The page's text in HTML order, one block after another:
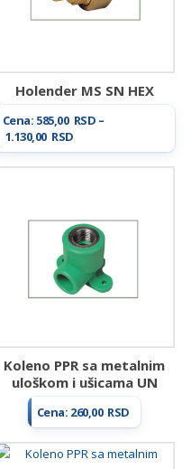
Holender MS SN HEX
Cena: 585,00 RSD –
1.130,00 RSD
Raspon
cena:
od
1.130,00 RSD
Koleno PPR sa metalnim
uloškom i ušicama UN
Cena: 260,00 RSD